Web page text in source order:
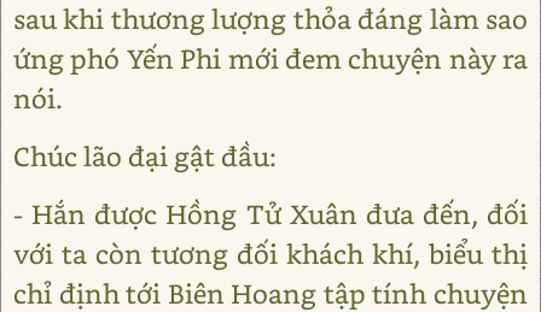
sau khi thương lượng thỏa đáng làm sao
ứng phó Yến Phi mới đem chuyện này ra
nói.
Chúc lão đại gật đầu:
- Hắn được Hồng Tử Xuân đưa đến, đối
với ta còn tương đối khách khí, biểu thị
chỉ định tới Biên Hoang tập tính chuyện